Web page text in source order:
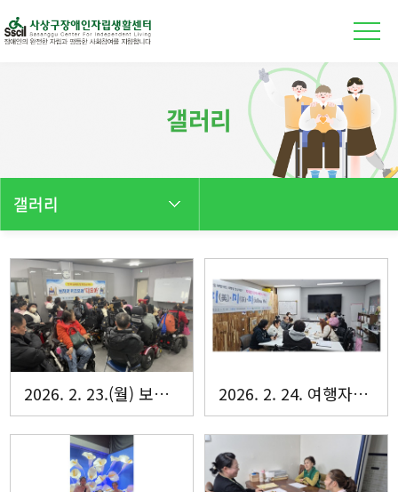
갤러리
갤러리
2026. 2. 23.(월) 보치아 자조모임 ‘다모아’ 전체 회원 회의 진행 2026. 2. 24. 여행자조모임 미미미 회의